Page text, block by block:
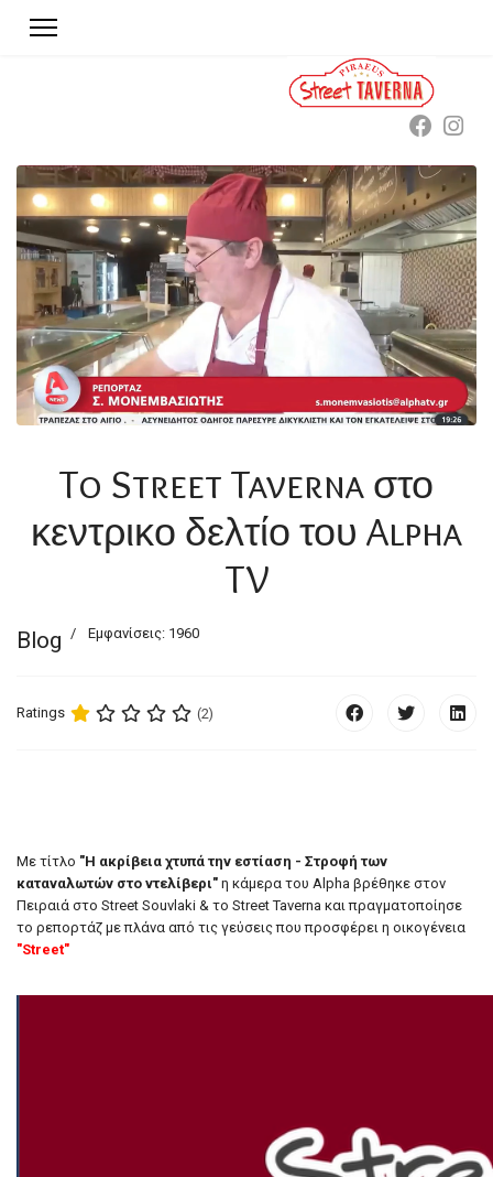
To Street Taverna στο
κεντρικο δελτίο του Alpha
TV
Blog Εμφανίσεις: 1960
Ratings (2)
Με τίτλο "Η ακρίβεια χτυπά την εστίαση - Στροφή των
καταναλωτών στο ντελίβερι" η κάμερα του Alpha βρέθηκε στον
Πειραιά στο Street Souvlaki & το Street Taverna και πραγματοποίησε
το ρεπορτάζ με πλάνα από τις γεύσεις που προσφέρει η οικογένεια
"Street"